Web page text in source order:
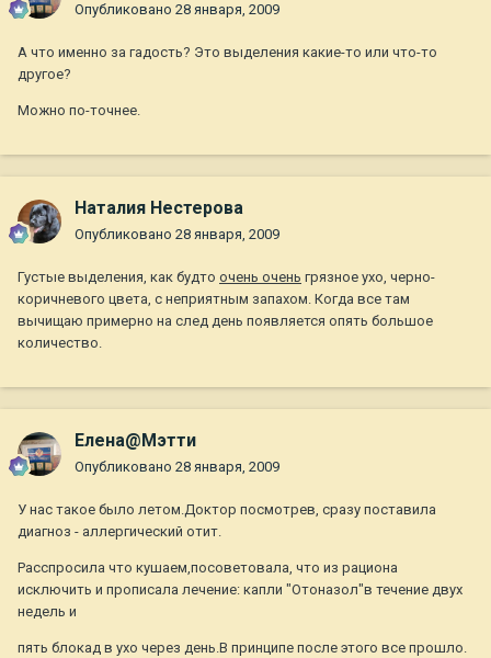
Опубликовано 28 января, 2009
А что именно за гадость? Это выделения какие-то или что-то
другое?
Можно по-точнее.
Наталия Нестерова
Опубликовано 28 января, 2009
Густые выделения, как будто очень очень грязное ухо, черно-
коричневого цвета, с неприятным запахом. Когда все там
вычищаю примерно на след день появляется опять большое
количество.
Елена@Мэтти
Опубликовано 28 января, 2009
У нас такое было летом.Доктор посмотрев, сразу поставила
диагноз - аллергический отит.
Расспросила что кушаем,посоветовала, что из рациона
исключить и прописала лечение: капли "Отоназол"в течение двух
недель и
пять блокад в ухо через день.В принципе после этого все прошло.